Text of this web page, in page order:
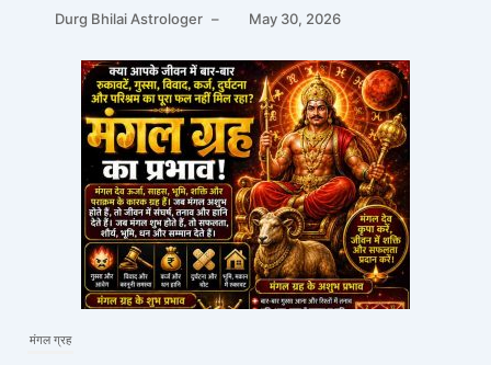
Durg Bhilai Astrologer – May 30, 2026
मंगल ग्रह